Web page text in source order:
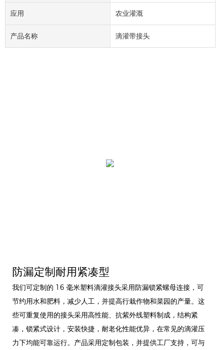
应用 农业灌溉
产品名称 滴灌带接头
防漏定制耐用紧凑型
我们可定制的 16 毫米塑料滴灌接头采用防漏锁紧螺母连接，可
节约用水和肥料，减少人工，并提高行栽作物和菜园的产量。这
些可重复使用的接头采用高性能、抗紫外线塑料制成，结构紧
凑，锁紧式设计，安装快捷，耐老化性能优异，在常见的滴灌压
力下均能可靠运行。产品采用定制包装，并提供工厂支持，可与